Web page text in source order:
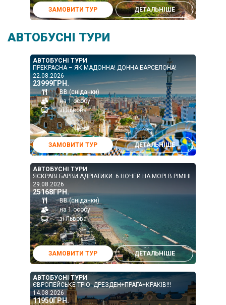
ЗАМОВИТИ ТУР ДЕТАЛЬНІШЕ
АВТОБУСНІ ТУРИ
АВТОБУСНІ ТУРИ
ПРЕКРАСНА – ЯК МАДОННА! ДОННА БАРСЕЛОНА!
22.08.2026
23999ГРН.
ВВ (сніданки)
на 1 особу
зі Львова
ЗАМОВИТИ ТУР ДЕТАЛЬНІШЕ
АВТОБУСНІ ТУРИ
ЯСКРАВІ БАРВИ АДРІАТИКИ: 6 НОЧЕЙ НА МОРІ В РІМІНІ
29.08.2026
25168ГРН.
ВВ (сніданки)
на 1 особу
зі Львова
ЗАМОВИТИ ТУР ДЕТАЛЬНІШЕ
АВТОБУСНІ ТУРИ
ЄВРОПЕЙСЬКЕ ТРІО: ДРЕЗДЕН+ПРАГА+КРАКІВ!!!
14.08.2026
11950ГРН.